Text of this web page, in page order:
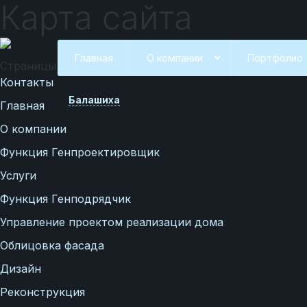
Главная О компании Портфолио
Балашиха
Карта сайта
Страницы
Контакты
Главная
О компании
Функция Генпроектировщик
Услуги
Функция Генподрядчик
Управление проектом реализации дома
Облицовка фасада
Дизайн
Реконструкция